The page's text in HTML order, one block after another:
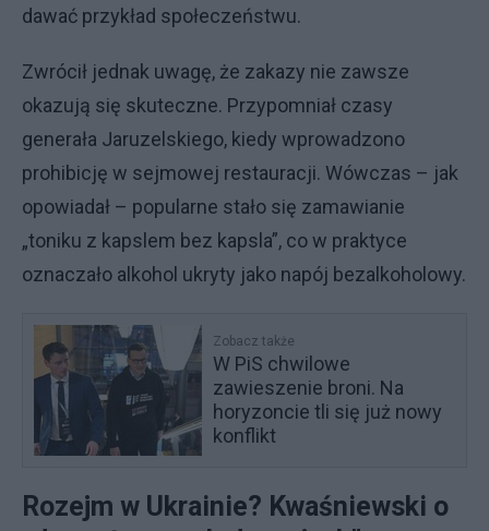
dawać przykład społeczeństwu.
Zwrócił jednak uwagę, że zakazy nie zawsze
okazują się skuteczne. Przypomniał czasy
generała Jaruzelskiego, kiedy wprowadzono
prohibicję w sejmowej restauracji. Wówczas – jak
opowiadał – popularne stało się zamawianie
„toniku z kapslem bez kapsla”, co w praktyce
oznaczało alkohol ukryty jako napój bezalkoholowy.
Zobacz także
W PiS chwilowe
zawieszenie broni. Na
horyzoncie tli się już nowy
konflikt
Rozejm w Ukrainie? Kwaśniewski o